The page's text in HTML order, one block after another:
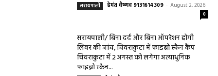
सरायपाली हेमंत वैष्णव 9131614309 - August 2, 2026
0
सरायपाली/ बिना दर्द और बिना ऑपरेशन होगी
लिवर की जांच, चिवराकुटा में फाइब्रो स्कैन कैंप
चिवराकुटा में 2 अगस्त को लगेगा अत्याधुनिक
फाइब्रो स्कैन...